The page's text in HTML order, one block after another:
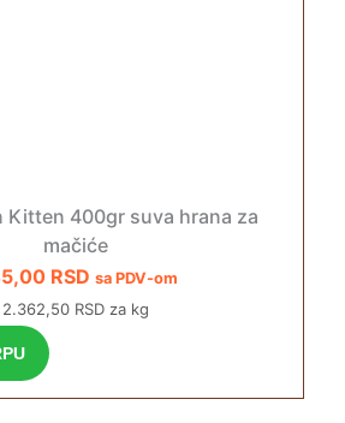
Kitten 400gr suva hrana za
mačiće
RSD sa PDV-om
2.362,50 RSD za kg